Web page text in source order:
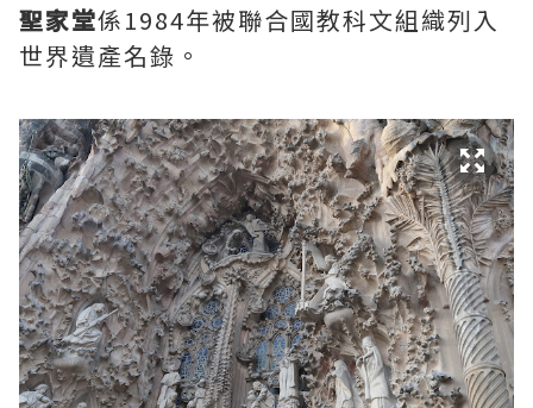
聖家堂係1984年被聯合國教科文組織列入
世界遺產名錄。